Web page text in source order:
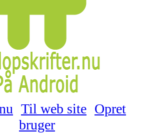
Til web site Opret
bruger